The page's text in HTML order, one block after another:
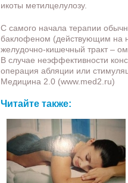
икоты метилцелулозу.
С самого начала терапии
баклофеном (действующим на
желудочно-кишечный тракт –
В случае неэффективности
операция абляции или
Медицина 2.0 (www.med2.ru)
Читайте также: